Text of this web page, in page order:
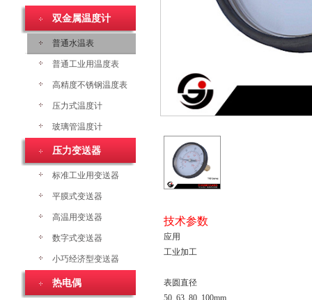
双金属温度计
普通水温表
普通工业用温度表
高精度不锈钢温度表
压力式温度计
玻璃管温度计
压力变送器
标准工业用变送器
平膜式变送器
高温用变送器
数字式变送器
小巧经济型变送器
热电偶
技术参数
应用
工业加工
表圆直径
50, 63, 80, 100mm